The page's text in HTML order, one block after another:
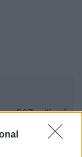
567 milionë
sigurinë e
Do ta